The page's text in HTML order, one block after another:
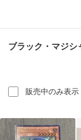
ブラック・マジ
販売中のみ表示